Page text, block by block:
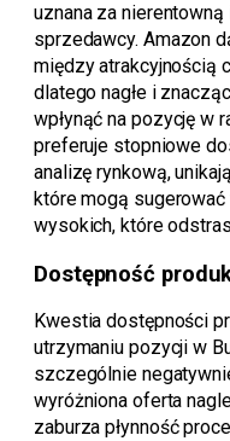
uznana za
sprzedawcy. Amazon
między atrakcyjnością
dlatego nagłe i
wpłynąć na pozycję w
preferuje stopniowe
analizę rynkową,
które mogą
wysokich, które
Dostępność
Kwestia dostępności
utrzymaniu pozycji w
szczególnie
wyróżniona oferta
zaburza płynność